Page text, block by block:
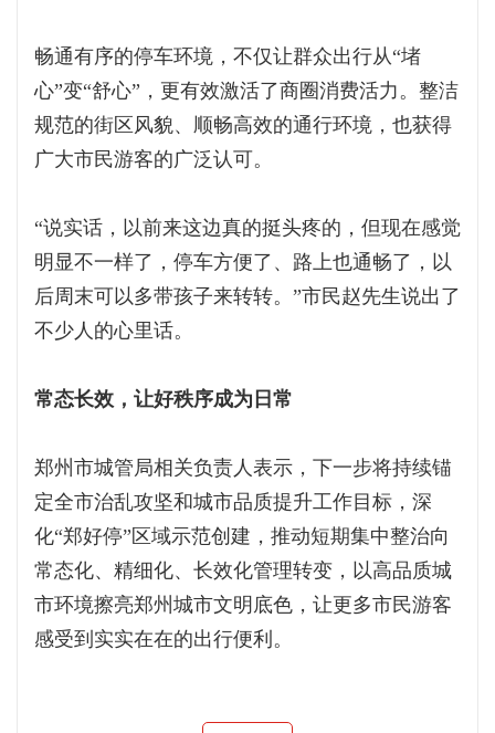
畅通有序的停车环境，不仅让群众出行从“堵
心”变“舒心”，更有效激活了商圈消费活力。整洁
规范的街区风貌、顺畅高效的通行环境，也获得
广大市民游客的广泛认可。
“说实话，以前来这边真的挺头疼的，但现在感觉
明显不一样了，停车方便了、路上也通畅了，以
后周末可以多带孩子来转转。”市民赵先生说出了
不少人的心里话。
常态长效，让好秩序成为日常
郑州市城管局相关负责人表示，下一步将持续锚
定全市治乱攻坚和城市品质提升工作目标，深
化“郑好停”区域示范创建，推动短期集中整治向
常态化、精细化、长效化管理转变，以高品质城
市环境擦亮郑州城市文明底色，让更多市民游客
感受到实实在在的出行便利。